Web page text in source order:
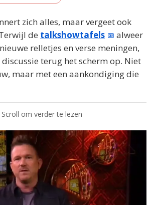
zich alles, maar vergeet ook
de talkshowtafels
alweer
relletjes en verse meningen,
terug het scherm op. Niet
maar met een aankondiging die
Scroll om verder te lezen